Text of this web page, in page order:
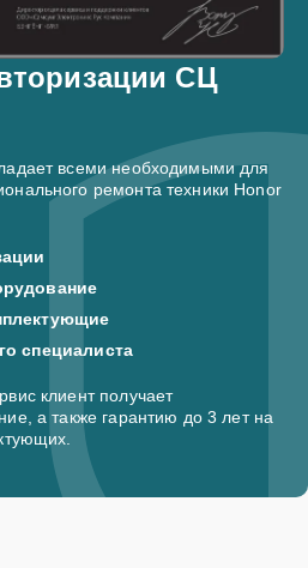
СЦ
всеми необходимыми для
ремонта техники Honor
специалиста
клиент получает
а также гарантию до 3 лет на